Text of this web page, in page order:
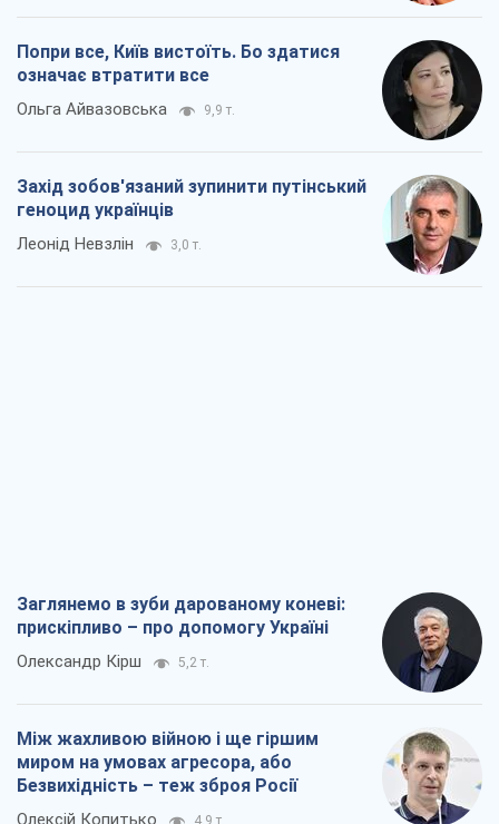
Попри все, Київ вистоїть. Бо здатися
означає втратити все
Ольга Айвазовська 9,9 т.
Захід зобов'язаний зупинити путінський
геноцид українців
Леонід Невзлін 3,0 т.
Заглянемо в зуби дарованому коневі:
прискіпливо – про допомогу Україні
Олександр Кірш 5,2 т.
Між жахливою війною і ще гіршим
миром на умовах агресора, або
Безвихідність – теж зброя Росії
Олексій Копитько